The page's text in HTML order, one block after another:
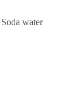
water